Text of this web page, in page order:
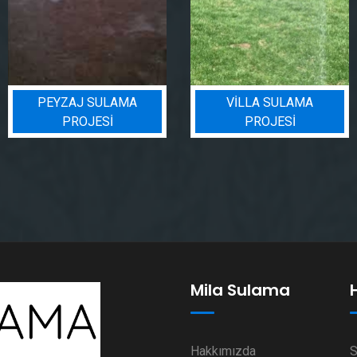
VILLA SULAMA
BIN BADEM
Mila Sulama
Hakkımızda